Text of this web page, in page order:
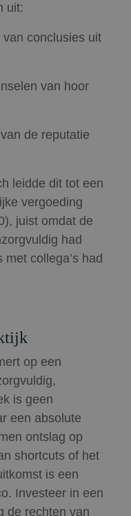
uit:
van conclusies uit
van hoor
de reputatie
leidde dit tot een
vergoeding
juist omdat de
had
collega’s had
op een
is geen
een absolute
ontslag op
shortcuts of het
is een
Investeer in een
de rechten van